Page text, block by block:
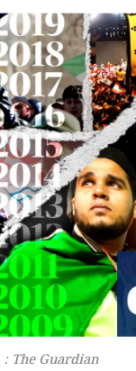
: The Guardian